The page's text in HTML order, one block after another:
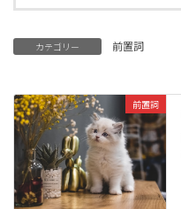
カテゴリー 前置詞
前置詞